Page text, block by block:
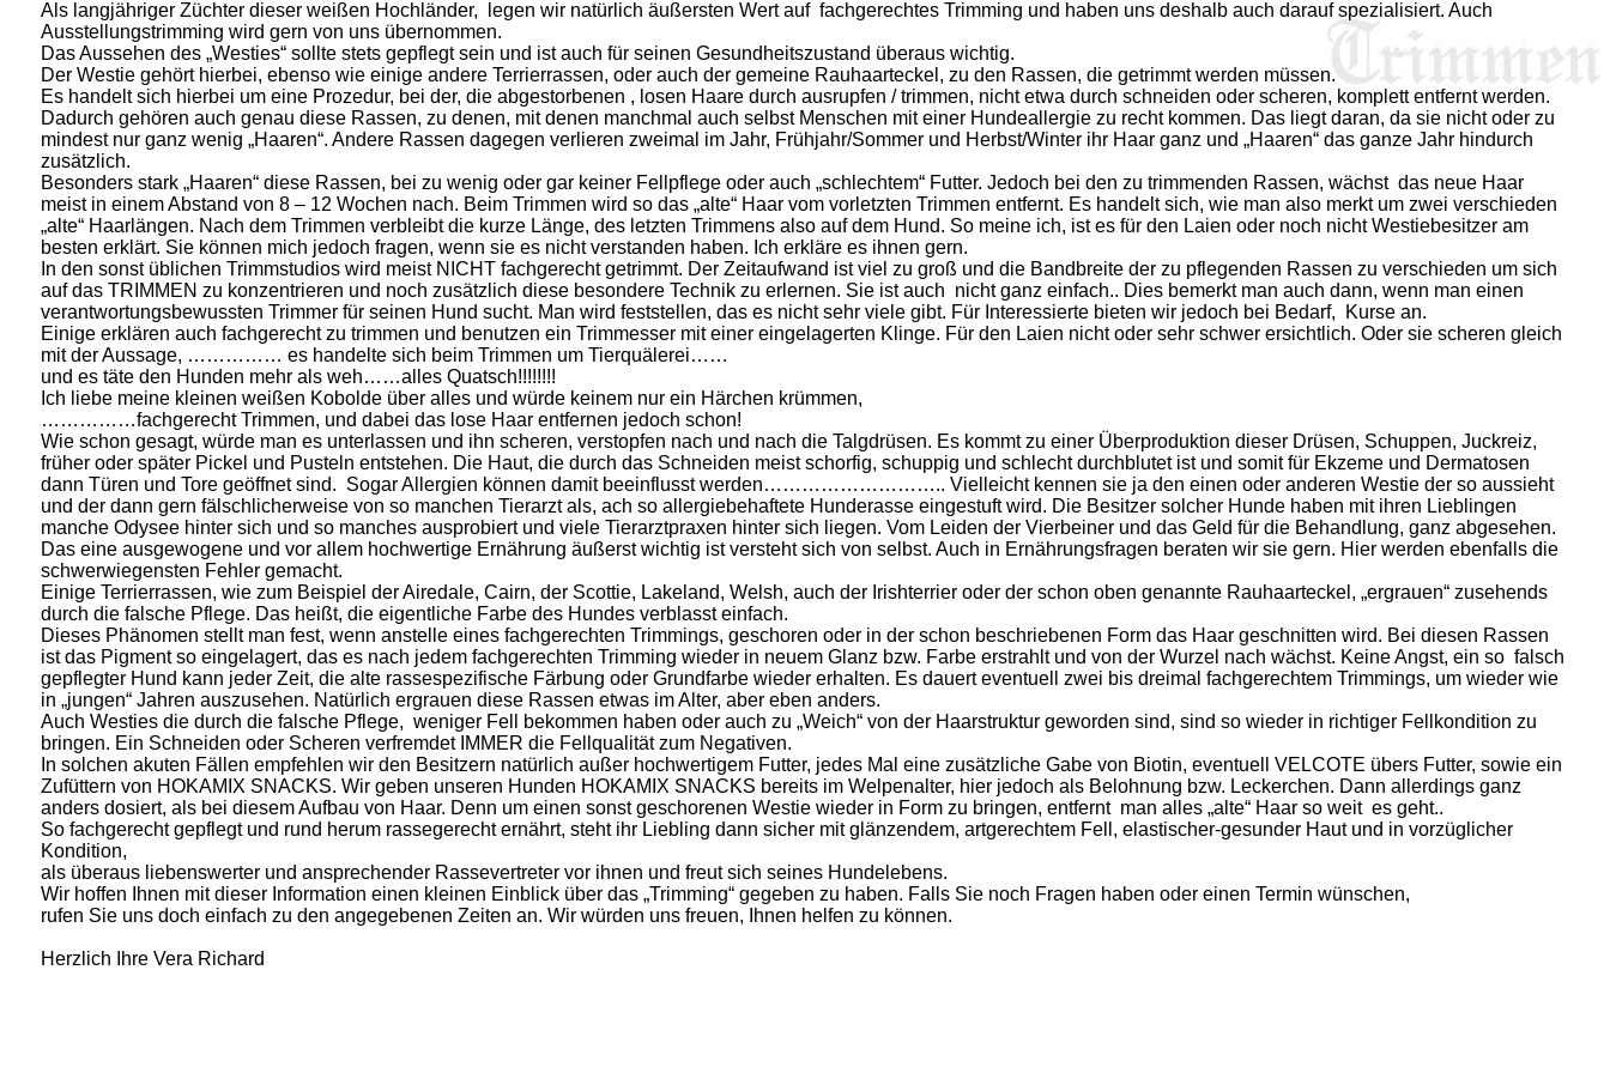
Als langjähriger Züchter dieser weißen Hochländer, legen wir natürlich äußersten Wert auf fachgerechtes Trimming und haben uns deshalb auch darauf spezialisiert. Auch
Ausstellungstrimming wird gern von uns übernommen.
Das Aussehen des „Westies“ sollte stets gepflegt sein und ist auch für seinen Gesundheitszustand überaus wichtig.
Der Westie gehört hierbei, ebenso wie einige andere Terrierrassen, oder auch der gemeine Rauhaarteckel, zu den Rassen, die getrimmt werden müssen.
Es handelt sich hierbei um eine Prozedur, bei der, die abgestorbenen , losen Haare durch ausrupfen / trimmen, nicht etwa durch schneiden oder scheren, komplett entfernt werden.
Dadurch gehören auch genau diese Rassen, zu denen, mit denen manchmal auch selbst Menschen mit einer Hundeallergie zu recht kommen. Das liegt daran, da sie nicht oder zu
mindest nur ganz wenig „Haaren“. Andere Rassen dagegen verlieren zweimal im Jahr, Frühjahr/Sommer und Herbst/Winter ihr Haar ganz und „Haaren“ das ganze Jahr hindurch
zusätzlich.
Besonders stark „Haaren“ diese Rassen, bei zu wenig oder gar keiner Fellpflege oder auch „schlechtem“ Futter. Jedoch bei den zu trimmenden Rassen, wächst das neue Haar
meist in einem Abstand von 8 – 12 Wochen nach. Beim Trimmen wird so das „alte“ Haar vom vorletzten Trimmen entfernt. Es handelt sich, wie man also merkt um zwei verschieden
„alte“ Haarlängen. Nach dem Trimmen verbleibt die kurze Länge, des letzten Trimmens also auf dem Hund. So meine ich, ist es für den Laien oder noch nicht Westiebesitzer am
besten erklärt. Sie können mich jedoch fragen, wenn sie es nicht verstanden haben. Ich erkläre es ihnen gern.
In den sonst üblichen Trimmstudios wird meist NICHT fachgerecht getrimmt. Der Zeitaufwand ist viel zu groß und die Bandbreite der zu pflegenden Rassen zu verschieden um sich
auf das TRIMMEN zu konzentrieren und noch zusätzlich diese besondere Technik zu erlernen. Sie ist auch nicht ganz einfach.. Dies bemerkt man auch dann, wenn man einen
verantwortungsbewussten Trimmer für seinen Hund sucht. Man wird feststellen, das es nicht sehr viele gibt. Für Interessierte bieten wir jedoch bei Bedarf, Kurse an.
Einige erklären auch fachgerecht zu trimmen und benutzen ein Trimmesser mit einer eingelagerten Klinge. Für den Laien nicht oder sehr schwer ersichtlich. Oder sie scheren gleich
mit der Aussage, …………… es handelte sich beim Trimmen um Tierquälerei……
und es täte den Hunden mehr als weh……alles Quatsch!!!!!!!!
Ich liebe meine kleinen weißen Kobolde über alles und würde keinem nur ein Härchen krümmen,
……………fachgerecht Trimmen, und dabei das lose Haar entfernen jedoch schon!
Wie schon gesagt, würde man es unterlassen und ihn scheren, verstopfen nach und nach die Talgdrüsen. Es kommt zu einer Überproduktion dieser Drüsen, Schuppen, Juckreiz,
früher oder später Pickel und Pusteln entstehen. Die Haut, die durch das Schneiden meist schorfig, schuppig und schlecht durchblutet ist und somit für Ekzeme und Dermatosen
dann Türen und Tore geöffnet sind. Sogar Allergien können damit beeinflusst werden……………………….. Vielleicht kennen sie ja den einen oder anderen Westie der so aussieht
und der dann gern fälschlicherweise von so manchen Tierarzt als, ach so allergiebehaftete Hunderasse eingestuft wird. Die Besitzer solcher Hunde haben mit ihren Lieblingen
manche Odysee hinter sich und so manches ausprobiert und viele Tierarztpraxen hinter sich liegen. Vom Leiden der Vierbeiner und das Geld für die Behandlung, ganz abgesehen.
Das eine ausgewogene und vor allem hochwertige Ernährung äußerst wichtig ist versteht sich von selbst. Auch in Ernährungsfragen beraten wir sie gern. Hier werden ebenfalls die
schwerwiegensten Fehler gemacht.
Einige Terrierrassen, wie zum Beispiel der Airedale, Cairn, der Scottie, Lakeland, Welsh, auch der Irishterrier oder der schon oben genannte Rauhaarteckel, „ergrauen“ zusehends
durch die falsche Pflege. Das heißt, die eigentliche Farbe des Hundes verblasst einfach.
Dieses Phänomen stellt man fest, wenn anstelle eines fachgerechten Trimmings, geschoren oder in der schon beschriebenen Form das Haar geschnitten wird. Bei diesen Rassen
ist das Pigment so eingelagert, das es nach jedem fachgerechten Trimming wieder in neuem Glanz bzw. Farbe erstrahlt und von der Wurzel nach wächst. Keine Angst, ein so falsch
gepflegter Hund kann jeder Zeit, die alte rassespezifische Färbung oder Grundfarbe wieder erhalten. Es dauert eventuell zwei bis dreimal fachgerechtem Trimmings, um wieder wie
in „jungen“ Jahren auszusehen. Natürlich ergrauen diese Rassen etwas im Alter, aber eben anders.
Auch Westies die durch die falsche Pflege, weniger Fell bekommen haben oder auch zu „Weich“ von der Haarstruktur geworden sind, sind so wieder in richtiger Fellkondition zu
bringen. Ein Schneiden oder Scheren verfremdet IMMER die Fellqualität zum Negativen.
In solchen akuten Fällen empfehlen wir den Besitzern natürlich außer hochwertigem Futter, jedes Mal eine zusätzliche Gabe von Biotin, eventuell VELCOTE übers Futter, sowie ein
Zufüttern von HOKAMIX SNACKS. Wir geben unseren Hunden HOKAMIX SNACKS bereits im Welpenalter, hier jedoch als Belohnung bzw. Leckerchen. Dann allerdings ganz
anders dosiert, als bei diesem Aufbau von Haar. Denn um einen sonst geschorenen Westie wieder in Form zu bringen, entfernt man alles „alte“ Haar so weit es geht..
So fachgerecht gepflegt und rund herum rassegerecht ernährt, steht ihr Liebling dann sicher mit glänzendem, artgerechtem Fell, elastischer-gesunder Haut und in vorzüglicher
Kondition,
als überaus liebenswerter und ansprechender Rassevertreter vor ihnen und freut sich seines Hundelebens.
Wir hoffen Ihnen mit dieser Information einen kleinen Einblick über das „Trimming“ gegeben zu haben. Falls Sie noch Fragen haben oder einen Termin wünschen,
rufen Sie uns doch einfach zu den angegebenen Zeiten an. Wir würden uns freuen, Ihnen helfen zu können.
Herzlich Ihre Vera Richard